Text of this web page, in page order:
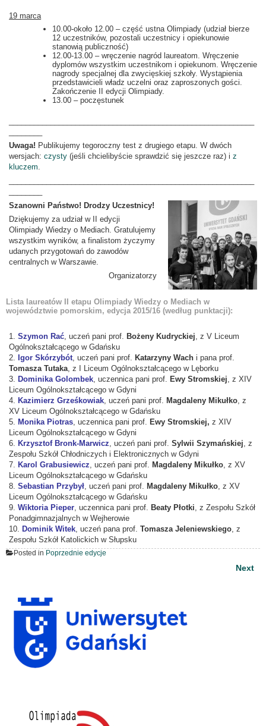
19 marca
10.00-około 12.00 – część ustna Olimpiady (udział bierze
12 uczestników, pozostali uczestnicy i opiekunowie
stanowią publiczność)
12.00-13.00 – wręczenie nagród laureatom. Wręczenie
dyplomów wszystkim uczestnikom i opiekunom. Wręczenie
nagrody specjalnej dla zwycięskiej szkoły. Wystąpienia
przedstawicieli władz uczelni oraz zaproszonych gości.
Zakończenie II edycji Olimpiady.
13.00 – poczęstunek
Uwaga! Publikujemy tegoroczny test z drugiego etapu. W dwóch
wersjach:czysty (jeśli chcielibyście sprawdzić się jeszcze raz) iz
kluczem.
Szanowni Państwo! Drodzy Uczestnicy!
Dziękujemy za udział w II edycji
Olimpiady Wiedzy o Mediach. Gratulujemy
wszystkim wyników, a finalistom życzymy
udanych przygotowań do zawodów
centralnych w Warszawie.
Organizatorzy
Lista laureatów II etapu Olimpiady Wiedzy o Mediach w
województwie pomorskim, edycja 2015/16 (według punktacji):
1.Szymon Rać , uczeń pani prof. Bożeny Kudryckiej , z V Liceum
Ogólnokształcącego w Gdańsku
2.
Igor Skórzybót , uczeń pani prof. Katarzyny Wach i pana prof.
Tomasza Tutaka , z I Liceum Ogólnokształcącego w Lęborku
3.
Dominika Golombek , uczennica pani prof. Ewy Stromskiej , z XIV
Liceum Ogólnokształcącego w Gdyni
4.
Kazimierz Grześkowiak , uczeń pani prof. Magdaleny Mikułko , z
XV Liceum Ogólnokształcącego w Gdańsku
5.
Monika Piotras , uczennica pani prof. Ewy Stromskiej, z XIV
Liceum Ogólnokształcącego w Gdyni
6.
Krzysztof Bronk-Marwicz , uczeń pani prof.Sylwii Szymańskiej , z
Zespołu Szkół Chłodniczych i Elektronicznych w Gdyni
7.
Karol Grabusiewicz , uczeń pani prof. Magdaleny Mikułko , z XV
Liceum Ogólnokształcącego w Gdańsku
8.Sebastian Przybył , uczeń pani prof. Magdaleny Mikułko , z XV
Liceum Ogólnokształcącego w Gdańsku
9.Wiktoria Pieper , uczennica pani prof. Beaty Płotki , z Zespołu Szkół
Ponadgimnazjalnych w Wejherowie
10.
Dominik Witek , uczeń pana prof.Tomasza Jeleniewskiego , z
Zespołu Szkół Katolickich w Słupsku
Posted in Poprzednie edycje
Next